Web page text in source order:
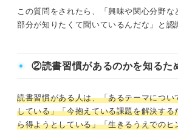
この質問をされたら、「興味や関心分野
部分が知りたくて聞いているんだな」と認
②読書習慣があるのかを知るた
読書習慣がある人は、「あるテーマについ
している」「今抱えている課題を解決する
ら得ようとしている」「生きるうえでのヒ